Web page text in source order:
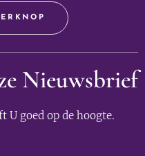
Nieuwsbrief
goed op de hoogte.